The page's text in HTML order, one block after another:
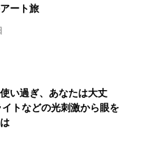
ート旅
い過ぎ、あなたは大丈
トなどの光刺激から眼を